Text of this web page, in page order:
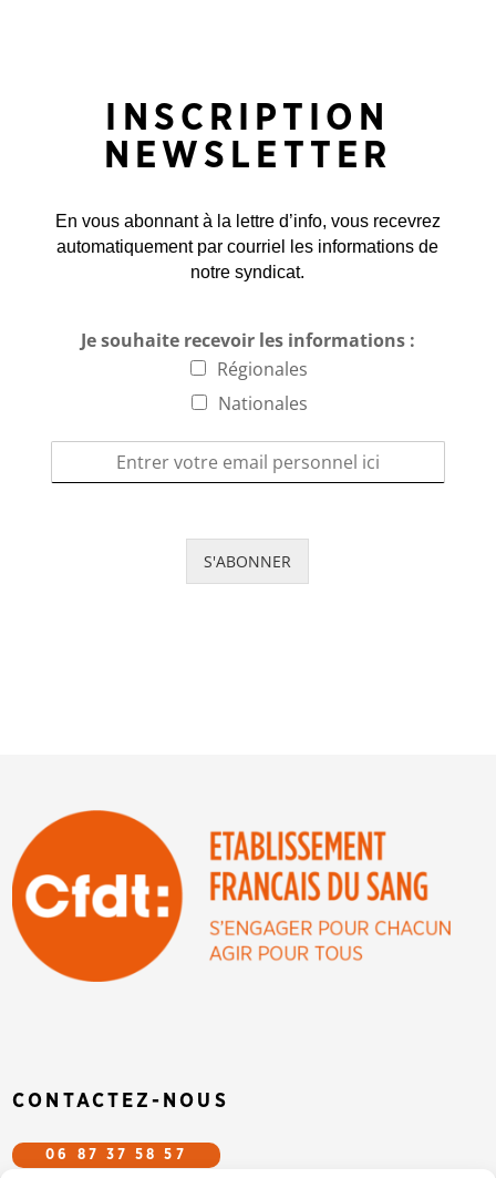
INSCRIPTION
NEWSLETTER
En vous abonnant à la lettre d’info, vous recevrez
automatiquement par courriel les informations de
notre syndicat.
Je souhaite recevoir les informations :
Régionales
Nationales
S'ABONNER
CONTACTEZ-NOUS
06 87 37 58 57